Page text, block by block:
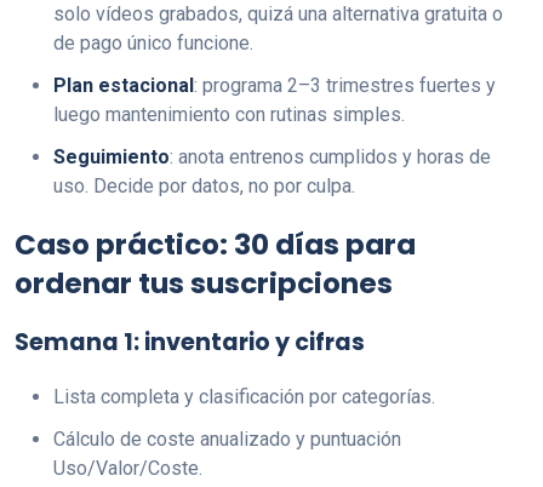
solo vídeos grabados, quizá una alternativa gratuita o
de pago único funcione.
Plan estacional: programa 2–3 trimestres fuertes y
luego mantenimiento con rutinas simples.
Seguimiento: anota entrenos cumplidos y horas de
uso. Decide por datos, no por culpa.
Caso práctico: 30 días para
ordenar tus suscripciones
Semana 1: inventario y cifras
Lista completa y clasificación por categorías.
Cálculo de coste anualizado y puntuación
Uso/Valor/Coste.